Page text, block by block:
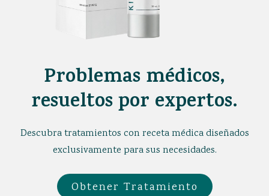
La Crema Calmante
OBTENER TRATAMIENTO
Problemas médicos,
resueltos por expertos.
Descubra tratamientos con receta médica diseñados
exclusivamente para sus necesidades.
Obtener Tratamiento